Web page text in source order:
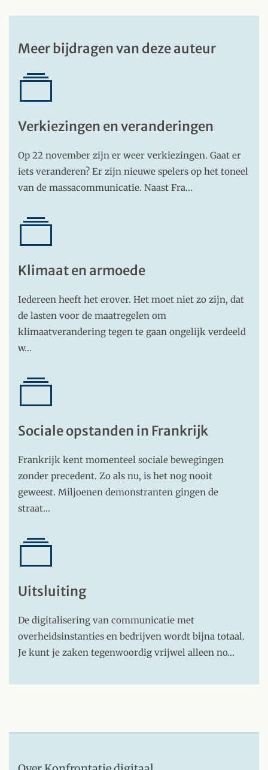
Meer bijdragen van deze auteur
Verkiezingen en veranderingen
Op 22 november zijn er weer verkiezingen. Gaat er
iets veranderen? Er zijn nieuwe spelers op het toneel
van de massacommunicatie. Naast Fra…
Klimaat en armoede
Iedereen heeft het erover. Het moet niet zo zijn, dat
de lasten voor de maatregelen om
klimaatverandering tegen te gaan ongelijk verdeeld
w…
Sociale opstanden in Frankrijk
Frankrijk kent momenteel sociale bewegingen
zonder precedent. Zo als nu, is het nog nooit
geweest. Miljoenen demonstranten gingen de
straat…
Uitsluiting
De digitalisering van communicatie met
overheidsinstanties en bedrijven wordt bijna totaal.
Je kunt je zaken tegenwoordig vrijwel alleen no…